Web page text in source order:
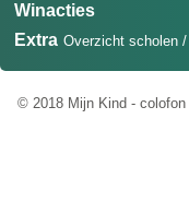
Winacties
Extra Overzicht scholen /
© 2018 Mijn Kind - colofon